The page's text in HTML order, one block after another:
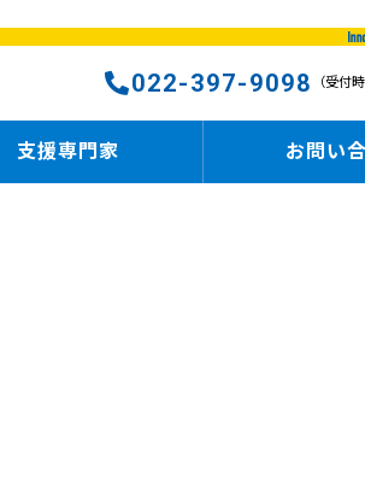
022-397-9098 （受付
支援専門家 お問い